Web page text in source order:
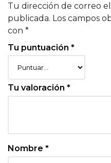
Tu dirección de correo
publicada. Los campos
con *
Tu puntuación *
Tu valoración *
Nombre *